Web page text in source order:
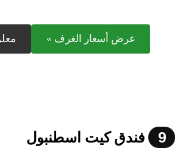
عرض أسعار الغرف »
9 فندق كيت اسطنبول